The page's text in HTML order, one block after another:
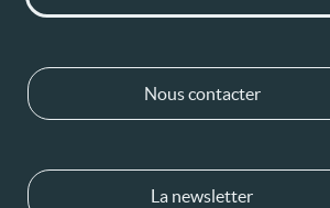
Nous contacter
La newsletter